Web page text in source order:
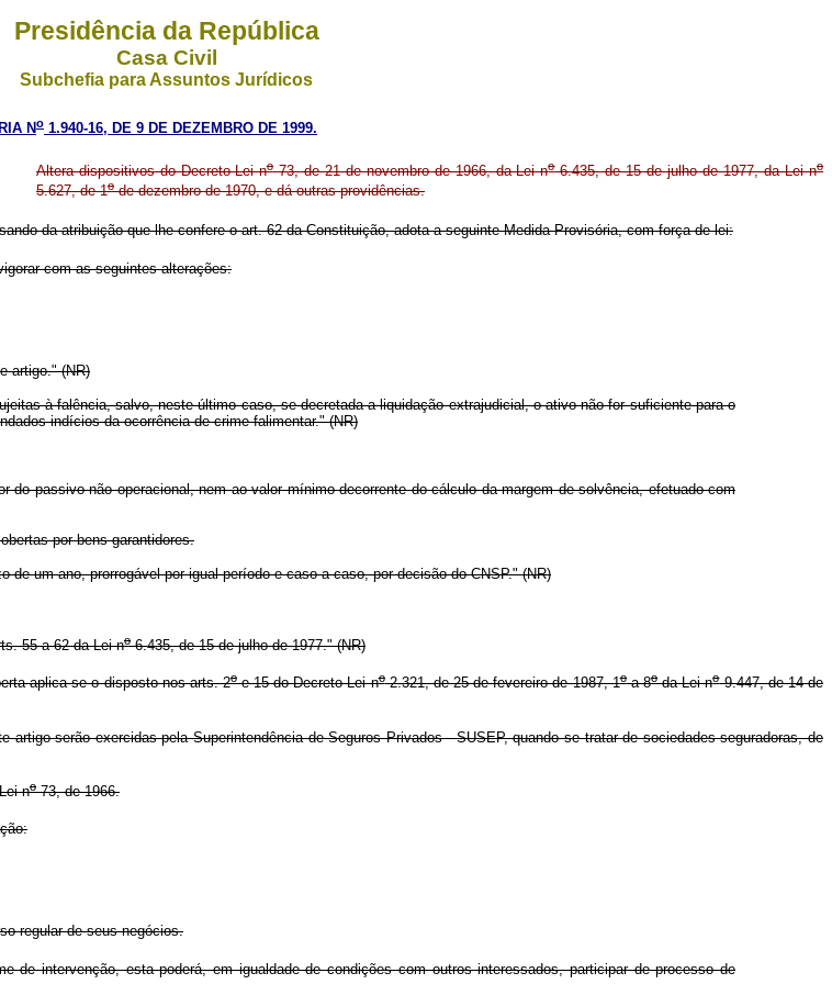
Presidência da República
Casa Civil
Subchefia para Assuntos Jurídicos
No 1.940-16, DE 9 DE DEZEMBRO DE 1999.
Altera dispositivos do Decreto-Lei no73, de 21 de novembro de 1966, da Lei no6.435, de 15 de julho de 1977, da Lei no
5.627, de 1ode dezembro de 1970, e dá outras providências.
da atribuição que lhe confere o art. 62 da Constituição, adota a seguinte Medida Provisória, com força de lei:
com as seguintes alterações:
artigo." (NR)
à falência, salvo, neste último caso, se decretada a liquidação extrajudicial, o ativo não for suficiente para o
indícios da ocorrência de crime falimentar." (NR)
passivo não operacional, nem ao valor mínimo decorrente do cálculo da margem de solvência, efetuado com
por bens garantidores.
um ano, prorrogável por igual período e caso a caso, por decisão do CNSP." (NR)
55 a 62 da Lei no6.435, de 15 de julho de 1977." (NR)
aplica-se o disposto nos arts. 2oe 15 do Decreto-Lei no2.321, de 25 de fevereiro de 1987, 1oa 8oda Lei no9.447, de 14 de
serão exercidas pela Superintendência de Seguros Privados - SUSEP, quando se tratar de sociedades seguradoras, de
no73, de 1966.
regular de seus negócios.
intervenção, esta poderá, em igualdade de condições com outros interessados, participar de processo de